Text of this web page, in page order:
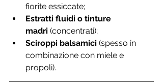
fiorite essiccate;
Estratti fluidi o tinture
madri (concentrati);
Sciroppi balsamici (spesso in
combinazione con miele e
propoli).